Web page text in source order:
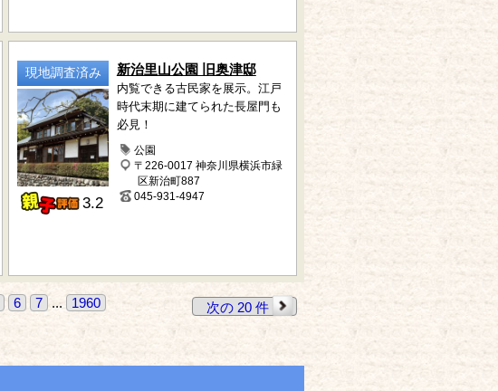
現地調査済み
3.2
新治里山公園 旧奥津邸
内覧できる古民家を展示。江戸
時代末期に建てられた長屋門も
必見！
公園
〒226-0017 神奈川県横浜市緑
区新治町887
045-931-4947
6 7 ... 1960 次の 20 件